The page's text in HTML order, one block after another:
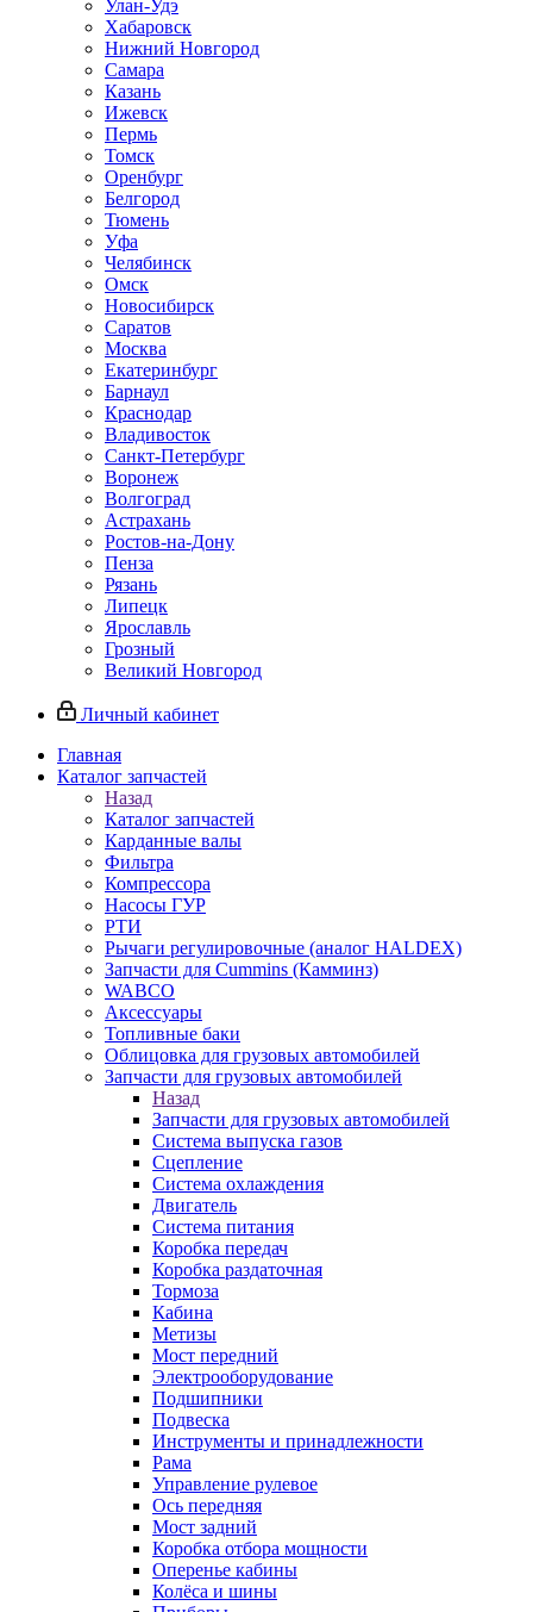
Улан-Удэ
Хабаровск
Нижний Новгород
Самара
Казань
Ижевск
Пермь
Томск
Оренбург
Белгород
Тюмень
Уфа
Челябинск
Омск
Новосибирск
Саратов
Москва
Екатеринбург
Барнаул
Краснодар
Владивосток
Санкт-Петербург
Воронеж
Волгоград
Астрахань
Ростов-на-Дону
Пенза
Рязань
Липецк
Ярославль
Грозный
Великий Новгород
Личный кабинет
Главная
Каталог запчастей
Назад
Каталог запчастей
Карданные валы
Фильтра
Компрессора
Насосы ГУР
РТИ
Рычаги регулировочные (аналог HALDEX)
Запчасти для Cummins (Камминз)
WABCO
Аксессуары
Топливные баки
Облицовка для грузовых автомобилей
Запчасти для грузовых автомобилей
Назад
Запчасти для грузовых автомобилей
Система выпуска газов
Сцепление
Система охлаждения
Двигатель
Система питания
Коробка передач
Коробка раздаточная
Тормоза
Кабина
Метизы
Мост передний
Электрооборудование
Подшипники
Подвеска
Инструменты и принадлежности
Рама
Управление рулевое
Ось передняя
Мост задний
Коробка отбора мощности
Оперенье кабины
Колёса и шины